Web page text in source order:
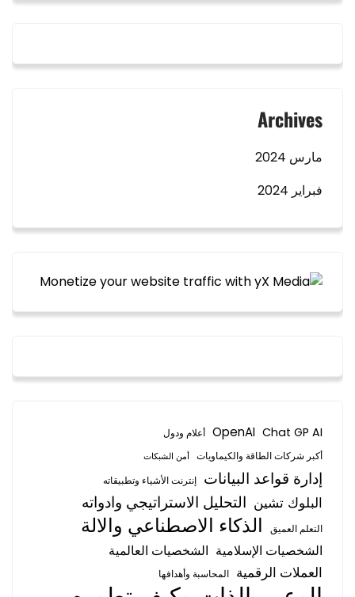
Archives
مارس 2024
فبراير 2024
Chat GP AI
OpenAI أعلام ودول
أكبر شركات الطاقة والكيماويات أمن الشبكات
إدارة قواعد البيانات إنترنت الأشياء وتطبيقاته
البلوك تشين التحليل الاستراتيجي وادواته
التعلم العميق الذكاء الاصطناعي والالة
الشخصيات الإسلامية الشخصيات العالمية
العملات الرقمية المحاسبة وأهدافها